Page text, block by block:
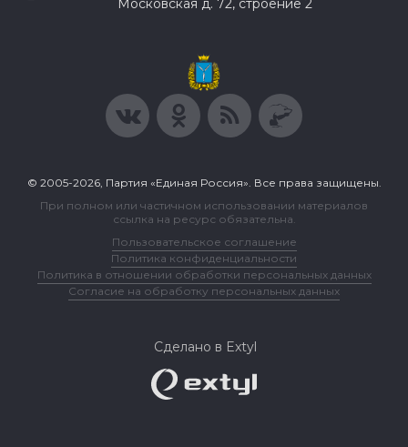
Московская д. 72, строение 2
© 2005-2026, Партия «Единая Россия». Все права защищены.
При полном или частичном использовании материалов
ссылка на ресурс обязательна.
Пользовательское соглашение
Политика конфиденциальности
Политика в отношении обработки персональных данных
Согласие на обработку персональных данных
Сделано в Extyl